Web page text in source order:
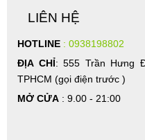
LIÊN HỆ
HOTLINE : 0938198802
ĐỊA CHỈ: 555 Trần Hưng
TPHCM (gọi điện trước )
MỞ CỬA : 9.00 - 21:00